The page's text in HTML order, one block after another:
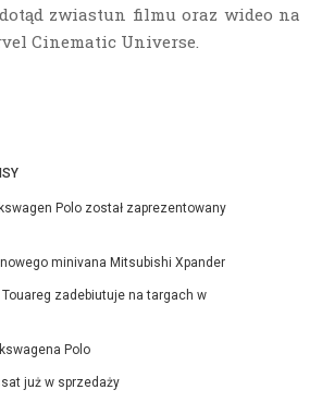
zwiastun filmu oraz wideo na
Cinematic Universe.
Polo został zaprezentowany
minivana Mitsubishi Xpander
Touareg zadebiutuje na targach w
Polo
już w sprzedaży